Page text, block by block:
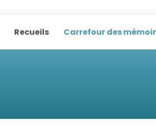
Recueils Carrefour des